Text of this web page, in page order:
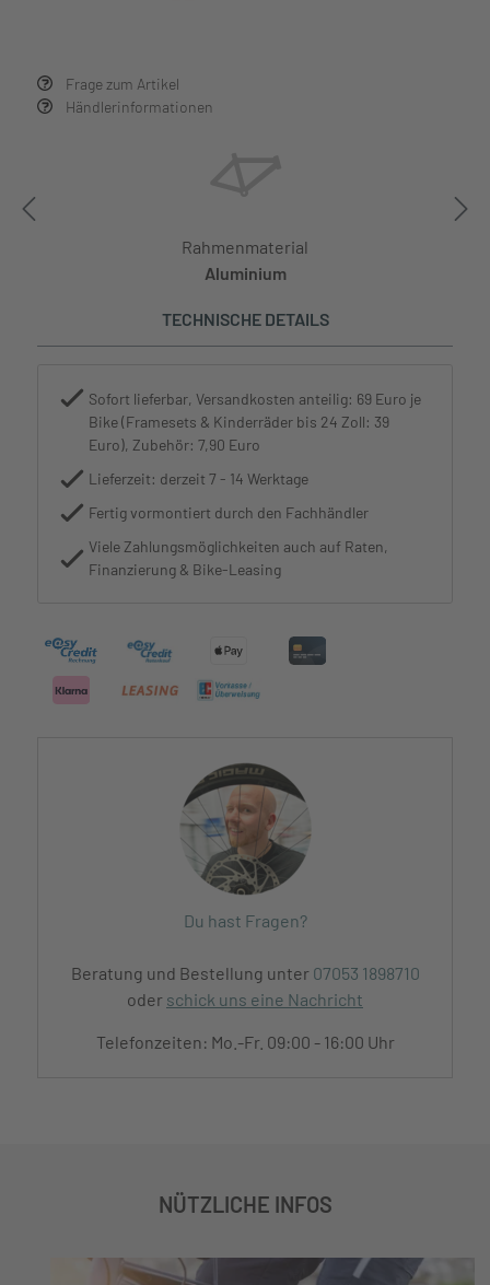
Frage zum Artikel
Händlerinformationen
Rahmenmaterial
Aluminium
TECHNISCHE DETAILS
Sofort lieferbar, Versandkosten anteilig: 69 Euro je
Bike (Framesets & Kinderräder bis 24 Zoll: 39
Euro), Zubehör: 7,90 Euro
Lieferzeit: derzeit 7 - 14 Werktage
Fertig vormontiert durch den Fachhändler
Viele Zahlungsmöglichkeiten auch auf Raten,
Finanzierung & Bike-Leasing
Du hast Fragen?
Beratung und Bestellung unter 07053 1898710
oder schick uns eine Nachricht
Telefonzeiten: Mo.-Fr. 09:00 - 16:00 Uhr
NÜTZLICHE INFOS